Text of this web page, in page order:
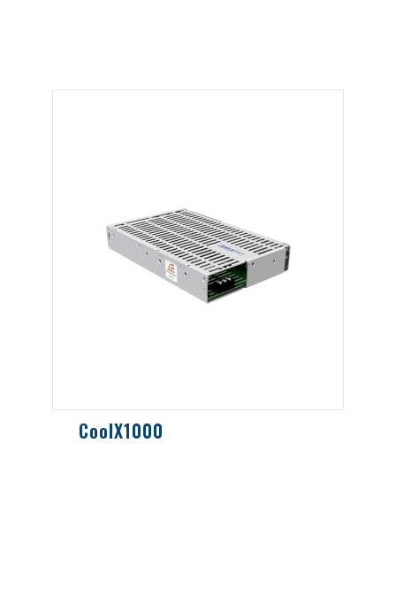
CoolX1000